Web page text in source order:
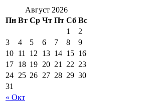
Август 2026
Пн Вт Ср Чт Пт Сб Вс
« Окт
1
2
3
4 5 6 7 8
9
10 11 12 13 14 15 16
17 18 19 20 21 22 23
24 25 26 27 28 29 30
31